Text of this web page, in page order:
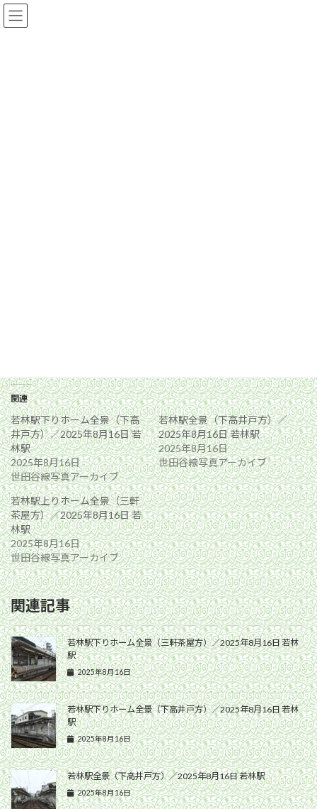
コ
ン
ナ
ビ
関連
若林駅下りホーム全景（下高
井戸方）／2025年8月16日 若
林駅
2025年8月16日
世田谷線写真アーカイブ
若林駅全景（下高井戸方）／
2025年8月16日 若林駅
2025年8月16日
世田谷線写真アーカイブ
若林駅上りホーム全景（三軒
茶屋方）／2025年8月16日 若
林駅
2025年8月16日
世田谷線写真アーカイブ
関連記事
若林駅下りホーム全景（三軒茶屋方）／2025年8月16日 若林
駅
2025年8月16日
若林駅下りホーム全景（下高井戸方）／2025年8月16日 若林
駅
2025年8月16日
若林駅全景（下高井戸方）／2025年8月16日 若林駅
2025年8月16日